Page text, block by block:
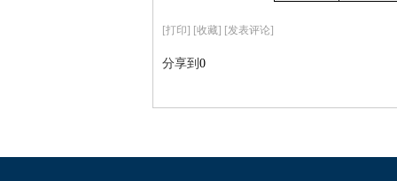
[打印] [收藏] [发表评论]
分享到 0